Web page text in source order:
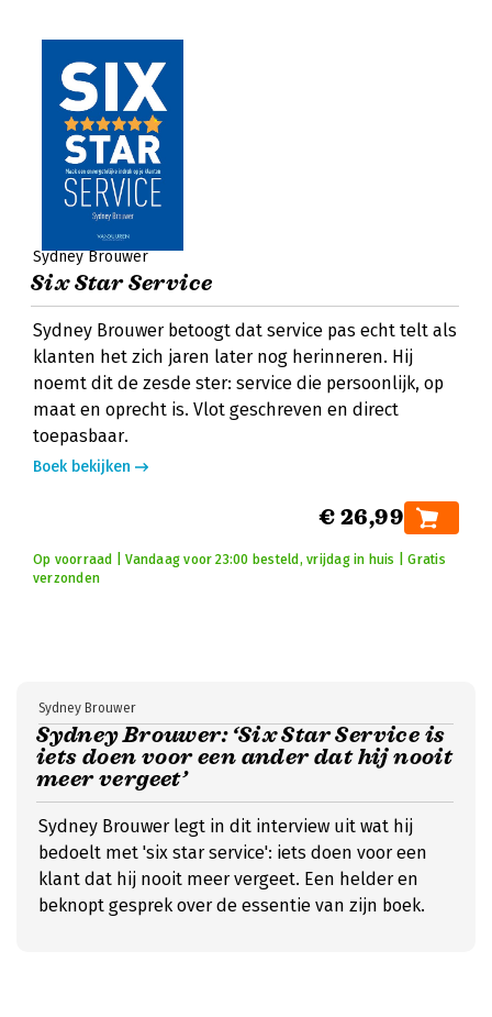
Sydney Brouwer
Six Star Service
Sydney Brouwer betoogt dat service pas echt telt als
klanten het zich jaren later nog herinneren. Hij
noemt dit de zesde ster: service die persoonlijk, op
maat en oprecht is. Vlot geschreven en direct
toepasbaar.
Boek bekijken
€ 26,99
Op voorraad | Vandaag voor 23:00 besteld, vrijdag in huis | Gratis
verzonden
Sydney Brouwer: ‘Six Star Service is
iets doen voor een ander dat hij nooit
meer vergeet’
Sydney Brouwer
Sydney Brouwer legt in dit interview uit wat hij
bedoelt met 'six star service': iets doen voor een
klant dat hij nooit meer vergeet. Een helder en
beknopt gesprek over de essentie van zijn boek.